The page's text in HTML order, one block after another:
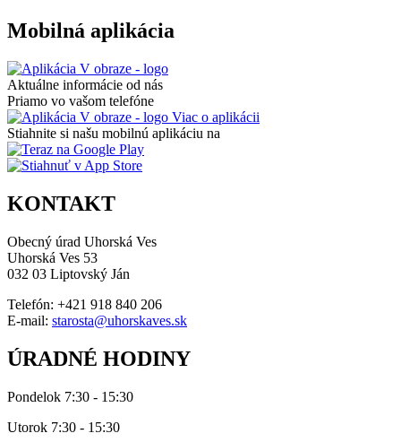
Mobilná aplikácia
Aktuálne informácie od nás
Priamo vo vašom telefóne
Viac o aplikácii
Stiahnite si našu mobilnú aplikáciu na
KONTAKT
Obecný úrad Uhorská Ves
Uhorská Ves 53
032 03 Liptovský Ján
Telefón: +421 918 840 206
E-mail: starosta@uhorskaves.sk
ÚRADNÉ HODINY
Pondelok 7:30 - 15:30
Utorok 7:30 - 15:30